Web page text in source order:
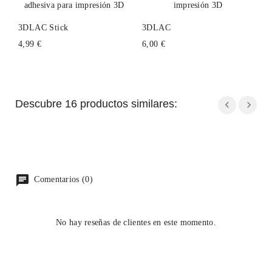
3DLAC Stick
4,99 €
3DLAC
6,00 €
Descubre 16 productos similares:
Comentarios (0)
No hay reseñas de clientes en este momento.